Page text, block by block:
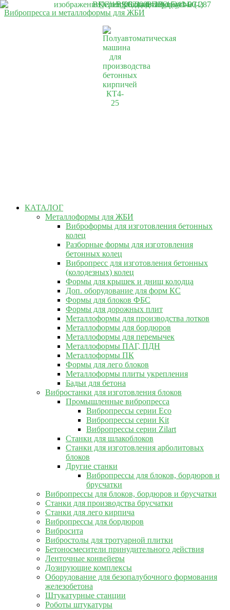
Вибропресса и металлоформы для ЖБИ
КАТАЛОГ
Металлоформы для ЖБИ
Виброформы для изготовления бетонных
колец
Разборные формы для изготовления
бетонных колец
Вибропресс для изготовления бетонных
(колодезных) колец
Формы для крышек и днищ колодца
Доп. оборудование для форм КС
Формы для блоков ФБС
Формы для дорожных плит
Металлоформы для производства лотков
Металлоформы для бордюров
Металлоформы для перемычек
Металлоформы ПАГ, ПДН
Металлоформы ПК
Формы для лего блоков
Металлоформы плиты укрепления
Бадьи для бетона
Вибростанки для изготовления блоков
Промышленные вибропресса
Вибропрессы серии Eco
Вибропрессы серии Kit
Вибропрессы серии Zilart
Станки для шлакоблоков
Станки для изготовления арболитовых
блоков
Другие станки
Вибропрессы для блоков, бордюров и
брусчатки
Вибропрессы для блоков, бордюров и брусчатки
Станки для производства брусчатки
Станки для лего кирпича
Вибропрессы для бордюров
Вибросита
Вибростолы для тротуарной плитки
Бетоносмесители принудительного действия
Ленточные конвейеры
Дозирующие комплексы
Оборудование для безопалубочного формования
железобетона
Штукатурные станции
Роботы штукатуры